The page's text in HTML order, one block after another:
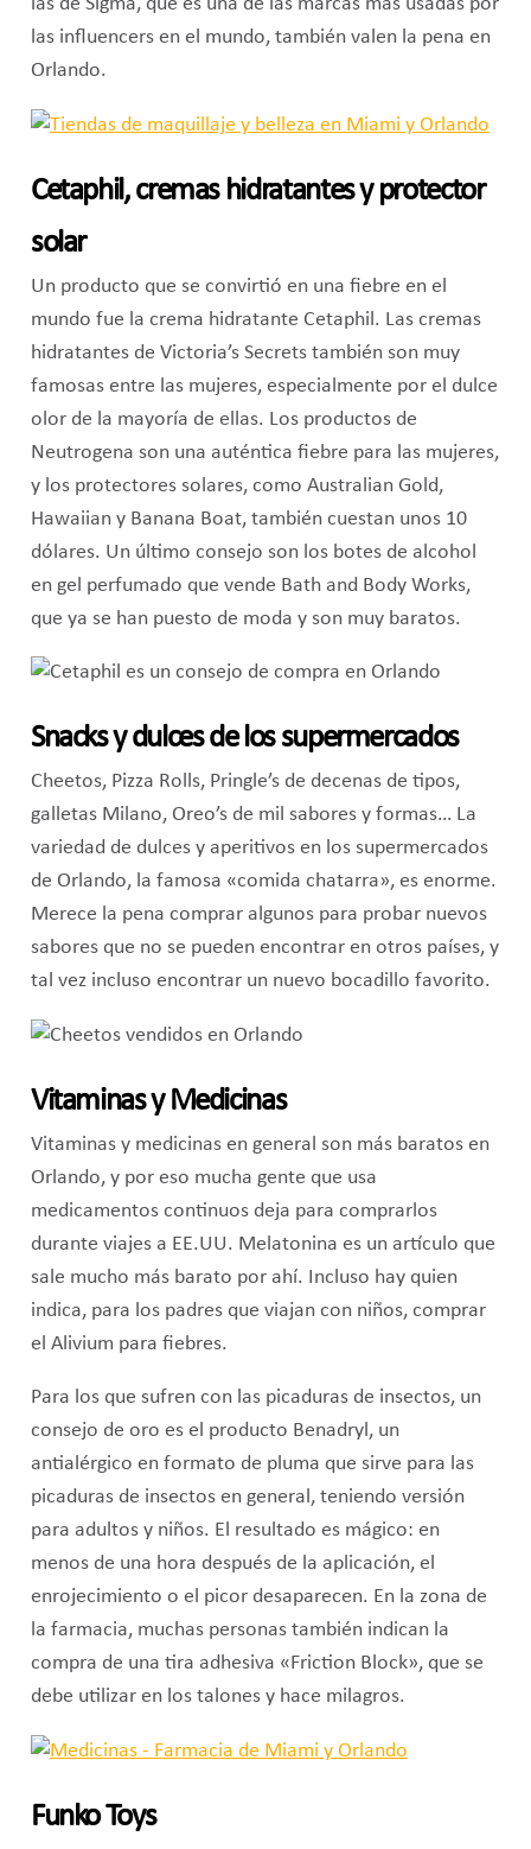
las de Sigma, que es una de las marcas más usadas por
las influencers en el mundo, también valen la pena en
Orlando.
Cetaphil, cremas hidratantes y protector
solar
Un producto que se convirtió en una fiebre en el
mundo fue la crema hidratante Cetaphil. Las cremas
hidratantes de Victoria’s Secrets también son muy
famosas entre las mujeres, especialmente por el dulce
olor de la mayoría de ellas. Los productos de
Neutrogena son una auténtica fiebre para las mujeres,
y los protectores solares, como Australian Gold,
Hawaiian y Banana Boat, también cuestan unos 10
dólares. Un último consejo son los botes de alcohol
en gel perfumado que vende Bath and Body Works,
que ya se han puesto de moda y son muy baratos.
Snacks y dulces de los supermercados
Cheetos, Pizza Rolls, Pringle’s de decenas de tipos,
galletas Milano, Oreo’s de mil sabores y formas… La
variedad de dulces y aperitivos en los supermercados
de Orlando, la famosa «comida chatarra», es enorme.
Merece la pena comprar algunos para probar nuevos
sabores que no se pueden encontrar en otros países, y
tal vez incluso encontrar un nuevo bocadillo favorito.
Vitaminas y Medicinas
Vitaminas y medicinas en general son más baratos en
Orlando, y por eso mucha gente que usa
medicamentos continuos deja para comprarlos
durante viajes a EE.UU. Melatonina es un artículo que
sale mucho más barato por ahí. Incluso hay quien
indica, para los padres que viajan con niños, comprar
el Alivium para fiebres.
Para los que sufren con las picaduras de insectos, un
consejo de oro es el producto Benadryl, un
antialérgico en formato de pluma que sirve para las
picaduras de insectos en general, teniendo versión
para adultos y niños. El resultado es mágico: en
menos de una hora después de la aplicación, el
enrojecimiento o el picor desaparecen. En la zona de
la farmacia, muchas personas también indican la
compra de una tira adhesiva «Friction Block», que se
debe utilizar en los talones y hace milagros.
Funko Toys